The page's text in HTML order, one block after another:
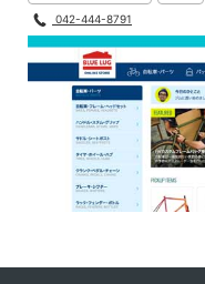
042-444-8791